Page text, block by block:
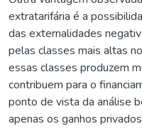
extratarifária é a
das externalidades
pelas classes mais altas
essas classes produzem
contribuem para o
ponto de vista da análise
apenas os ganhos